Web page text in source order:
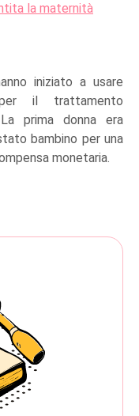
la maternità
iniziato a usare
il trattamento
La prima donna era
bambino per una
monetaria.